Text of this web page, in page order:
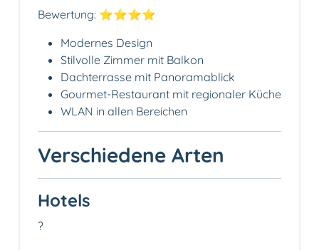
Bewertung: ⭐️⭐️⭐️⭐️
Modernes Design
Stilvolle Zimmer mit Balkon
Dachterrasse mit Panoramablick
Gourmet-Restaurant mit regionaler Küche
WLAN in allen Bereichen
Verschiedene Arten
Hotels
?